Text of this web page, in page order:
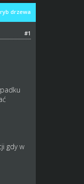
drzewa
#1
gdy w